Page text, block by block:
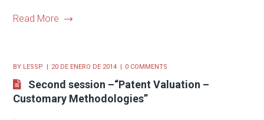
Read More
BY LESSP 20 DE ENERO DE 2014 0 COMMENTS
Second session –“Patent Valuation –
Customary Methodologies”